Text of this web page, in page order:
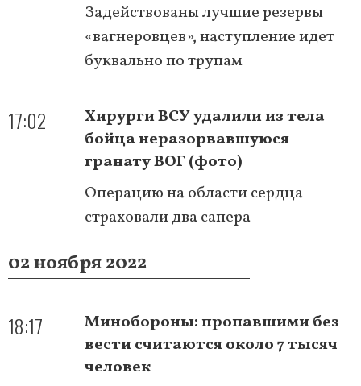
Задействованы лучшие резервы
«вагнеровцев», наступление идет
буквально по трупам
17:02
Хирурги ВСУ удалили из тела
бойца неразорвавшуюся
гранату ВОГ (фото)
Операцию на области сердца
страховали два сапера
02 ноября 2022
18:17
Минобороны: пропавшими без
вести считаются около 7 тысяч
человек